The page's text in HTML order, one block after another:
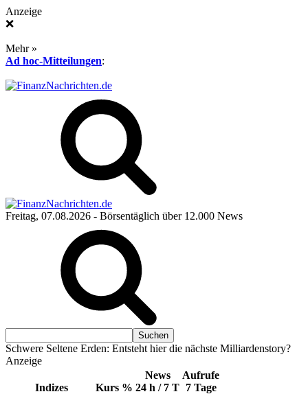
Anzeige
❌
Mehr »
Ad hoc-Mitteilungen:
Freitag, 07.08.2026 - Börsentäglich über 12.000 News
Schwere Seltene Erden: Entsteht hier die nächste Milliardenstory?
Anzeige
Indizes Kurs %
News
24 h / 7 T
Aufrufe
7 Tage